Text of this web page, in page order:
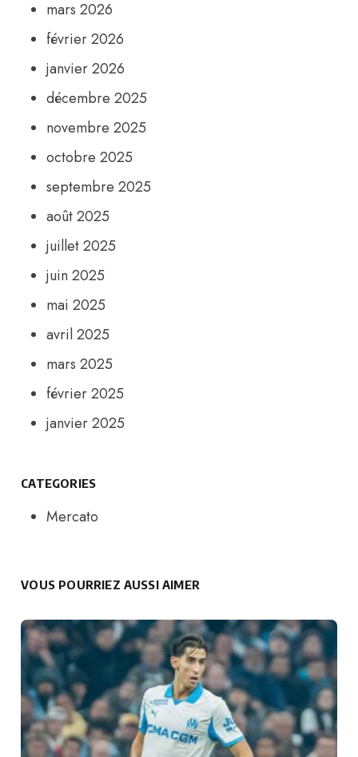
mars 2026
février 2026
janvier 2026
décembre 2025
novembre 2025
octobre 2025
septembre 2025
août 2025
juillet 2025
juin 2025
mai 2025
avril 2025
mars 2025
février 2025
janvier 2025
CATEGORIES
Mercato
VOUS POURRIEZ AUSSI AIMER